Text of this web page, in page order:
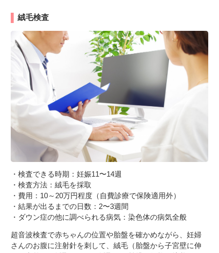
絨毛検査
・検査できる時期：妊娠11〜14週
・検査方法：絨毛を採取
・費用：10～20万円程度（自費診療で保険適用外）
・結果が出るまでの日数：2〜3週間
・ダウン症の他に調べられる病気：染色体の病気全般
超音波検査で赤ちゃんの位置や胎盤を確かめながら、妊婦
さんのお腹に注射針を刺して、絨毛（胎盤から子宮壁に伸